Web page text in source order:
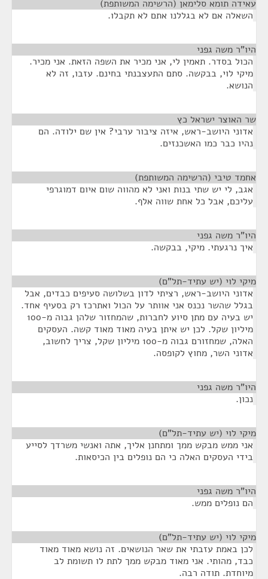
עאידה תומא סלימאן (הרשימה המשותפת)
השאלה אם לא בגללנו אתם לא תקבלו.
היו"ר משה גפני
הכול בסדר. תאמין לי, אני מכיר את השפה הזאת. אני מכיר.
מיקי לוי, בבקשה. סתם התעצבנתי בחינם. עזבו, זה לא
הנושא.
שר האוצר ישראל כץ
אדוני היושב-ראש, איזה ציבור ערבי? אין שם ילודה. הם
נהיו כבר כמו האשכנזים.
אחמד טיבי (הרשימה המשותפת)
אגב, לי יש שתי בנות ואני לא מהווה שום איום דמוגרפי
עליכם, אבל כל אחת שווה אלף.
היו"ר משה גפני
איך נרגעתי. מיקי, בבקשה.
מיקי לוי (יש עתיד-תל"ם)
אדוני היושב-ראש, רציתי לדון בשלושה סעיפים כבדים, אבל
בגלל שהשר נכנס אני אוותר על הכול ואתרכז רק בסעיף אחד.
יש בעיה עם מתן סיוע לחברות, שהמחזור שלהן גבוה מ-100
מיליון שקל. לכן יש איתן בעיה מאוד מאוד קשה. העסקים
האלה, שמחזורם גבוה מ-100 מיליון שקל, צריך לחשוב,
אדוני השר, מחוץ לקופסה.
היו"ר משה גפני
נכון.
מיקי לוי (יש עתיד-תל"ם)
אני ממש מבקש ממך ומתחנן אליך, אתה ואנשי משרדך לסייע
בידי העסקים האלה כי הם נופלים בין הכיסאות.
היו"ר משה גפני
הם נופלים ממש.
מיקי לוי (יש עתיד-תל"ם)
לכן באמת עזבתי את שאר הנושאים. זה נושא מאוד מאוד
כבד, מהותי. אני מאוד מבקש ממך לתת לו תשומת לב
מיוחדת. תודה רבה.